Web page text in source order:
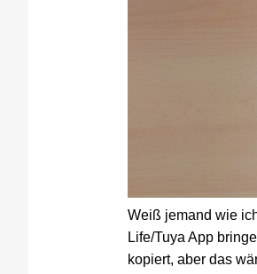
Weiß jemand wie
Life/Tuya App
kopiert, aber das